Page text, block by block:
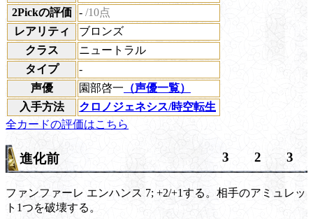
2Pickの評価 - /10点
レアリティ
ブロンズ
クラス
ニュートラル
タイプ
-
声優
園部啓一 （声優一覧）
入手方法
クロノジェネシス/時空転生
全カードの評価はこちら
進化前 3 2 3
ファンファーレ エンハンス 7; +2/+1する。相手のアミュレッ
ト1つを破壊する。